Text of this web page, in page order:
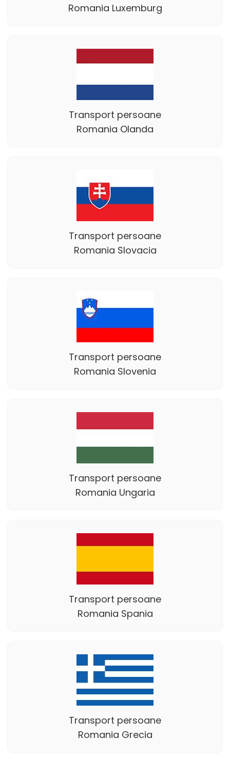
Romania Luxemburg
Transport persoane
Romania Olanda
Transport persoane
Romania Slovacia
Transport persoane
Romania Slovenia
Transport persoane
Romania Ungaria
Transport persoane
Romania Spania
Transport persoane
Romania Grecia